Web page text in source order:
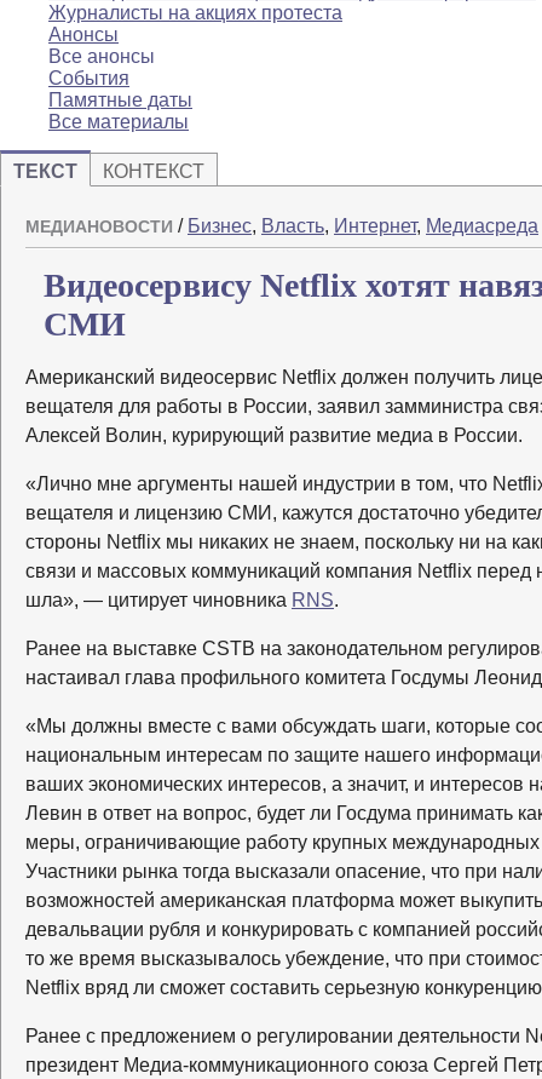
Журналисты на акциях протеста
Анонсы
Все анонсы
События
Памятные даты
Все материалы
ТЕКСТ КОНТЕКСТ
МЕДИАНОВОСТИ / Бизнес, Власть, Интернет, Медиасреда
Видеосервису Netflix хотят
СМИ
Американский видеосервис Netflix должен получить
вещателя для работы в России, заявил замминистра
Алексей Волин, курирующий развитие медиа в России.
«Лично мне аргументы нашей индустрии в том, что
вещателя и лицензию СМИ, кажутся достаточно
стороны Netflix мы никаких не знаем, поскольку ни на
связи и массовых коммуникаций компания Netflix перед
шла», — цитирует чиновника RNS.
Ранее на выставке CSTB на законодательном
настаивал глава профильного комитета Госдумы
«Мы должны вместе с вами обсуждать шаги, которые
национальным интересам по защите нашего
ваших экономических интересов, а значит, и
Левин в ответ на вопрос, будет ли Госдума принимать
меры, ограничивающие работу крупных
Участники рынка тогда высказали опасение, что при
возможностей американская платформа может
девальвации рубля и конкурировать с компанией
то же время высказывалось убеждение, что при
Netflix вряд ли сможет составить серьезную
Ранее с предложением о регулировании деятельности
президент Медиа-коммуникационного союза Сергей